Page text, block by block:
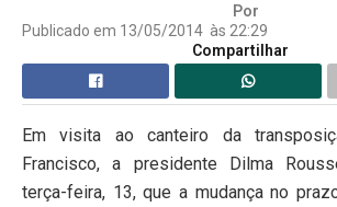
Por
Publicado em 13/05/2014 às 22:29
Compartilhar
Em visita ao canteiro da
Francisco, a presidente Dilma
terça-feira, 13, que a mudança no